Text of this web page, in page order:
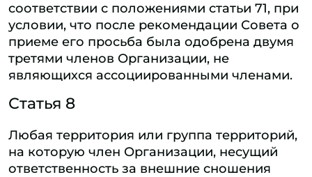
соответствии с положениями статьи 71, при
условии, что после рекомендации Совета о
приеме его просьба была одобрена двумя
третями членов Организации, не
являющихся ассоциированными членами.
Статья 8
Любая территория или группа территорий,
на которую член Организации, несущий
ответственность за внешние сношения